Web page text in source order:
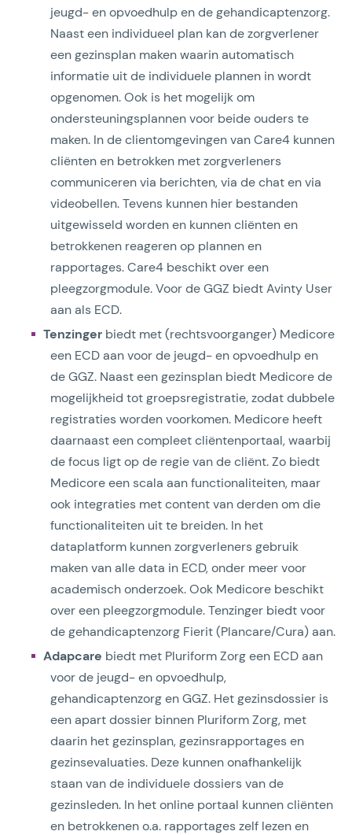
jeugd- en opvoedhulp en de gehandicaptenzorg.
Naast een individueel plan kan de zorgverlener
een gezinsplan maken waarin automatisch
informatie uit de individuele plannen in wordt
opgenomen. Ook is het mogelijk om
ondersteuningsplannen voor beide ouders te
maken. In de clientomgevingen van Care4 kunnen
cliënten en betrokken met zorgverleners
communiceren via berichten, via de chat en via
videobellen. Tevens kunnen hier bestanden
uitgewisseld worden en kunnen cliënten en
betrokkenen reageren op plannen en
rapportages. Care4 beschikt over een
pleegzorgmodule. Voor de GGZ biedt Avinty User
aan als ECD.
Tenzinger biedt met (rechtsvoorganger) Medicore
een ECD aan voor de jeugd- en opvoedhulp en
de GGZ. Naast een gezinsplan biedt Medicore de
mogelijkheid tot groepsregistratie, zodat dubbele
registraties worden voorkomen. Medicore heeft
daarnaast een compleet cliëntenportaal, waarbij
de focus ligt op de regie van de cliënt. Zo biedt
Medicore een scala aan functionaliteiten, maar
ook integraties met content van derden om die
functionaliteiten uit te breiden. In het
dataplatform kunnen zorgverleners gebruik
maken van alle data in ECD, onder meer voor
academisch onderzoek. Ook Medicore beschikt
over een pleegzorgmodule. Tenzinger biedt voor
de gehandicaptenzorg Fierit (Plancare/Cura) aan.
Adapcare biedt met Pluriform Zorg een ECD aan
voor de jeugd- en opvoedhulp,
gehandicaptenzorg en GGZ. Het gezinsdossier is
een apart dossier binnen Pluriform Zorg, met
daarin het gezinsplan, gezinsrapportages en
gezinsevaluaties. Deze kunnen onafhankelijk
staan van de individuele dossiers van de
gezinsleden. In het online portaal kunnen cliënten
en betrokkenen o.a. rapportages zelf lezen en